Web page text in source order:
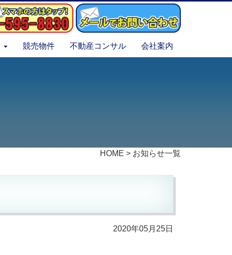
競売物件 不動産コンサル 会社案内
HOME > お知らせ一覧
2020年05月25日